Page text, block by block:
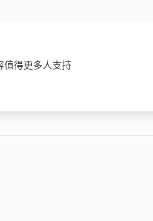
值得更多人支持